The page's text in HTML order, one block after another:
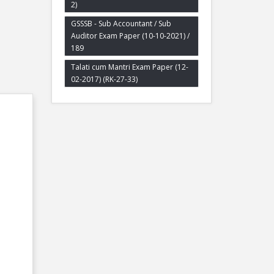
2)
GSSSB - Sub Accountant / Sub
Auditor Exam Paper (10-10-2021) /
189
Talati cum Mantri Exam Paper (12-
02-2017) (RK-27-33)